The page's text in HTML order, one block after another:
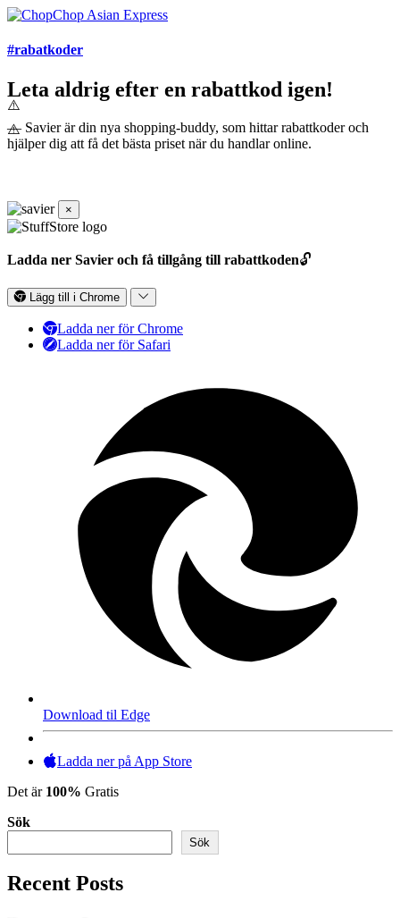
#rabatkoder
Leta aldrig efter en rabattkod igen!
— Savier är din nya shopping-buddy, som hittar rabattkoder och
hjälper dig att få det bästa priset när du handlar online.
×
Ladda ner Savier och få tillgång till rabattkoden🔓
Lägg till i Chrome
Ladda ner för Chrome
Ladda ner för Safari
Download til Edge
Ladda ner på App Store
Det är 100% Gratis
Sök
Sök
Recent Posts